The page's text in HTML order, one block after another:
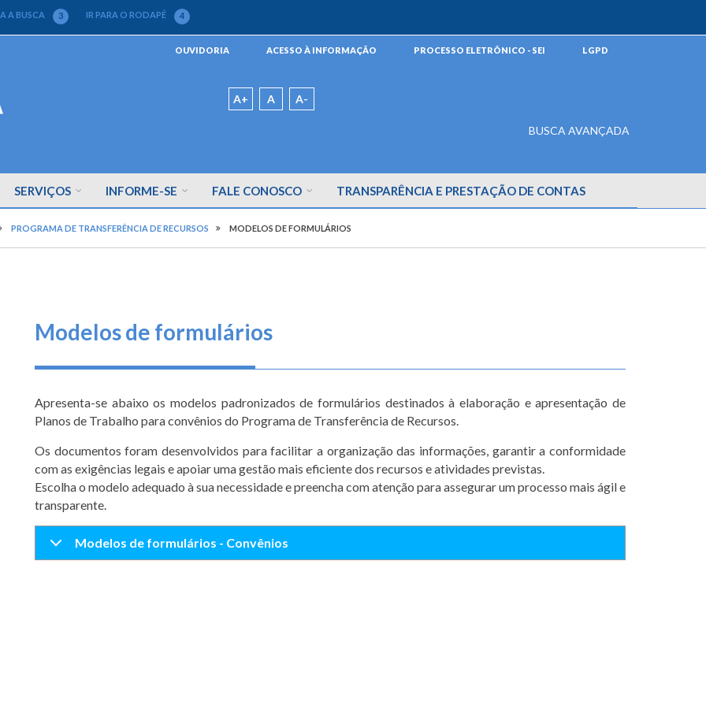
A BUSCA 3 IR PARA O RODAPÉ 4
OUVIDORIA ACESSO À INFORMAÇÃO PROCESSO ELETRÔNICO - SEI LGPD
A+ A A-
BUSCA AVANÇADA
SERVIÇOS INFORME-SE FALE CONOSCO TRANSPARÊNCIA E PRESTAÇÃO DE CONTAS
PROGRAMA DE TRANSFERÊNCIA DE RECURSOS MODELOS DE FORMULÁRIOS
Modelos de formulários
Apresenta-se abaixo os modelos padronizados de formulários destinados à elaboração e apresentação de
Planos de Trabalho para convênios do Programa de Transferência de Recursos.
Os documentos foram desenvolvidos para facilitar a organização das informações, garantir a conformidade
com as exigências legais e apoiar uma gestão mais eficiente dos recursos e atividades previstas.
Escolha o modelo adequado à sua necessidade e preencha com atenção para assegurar um processo mais ágil e
transparente.
Modelos de formulários - Convênios